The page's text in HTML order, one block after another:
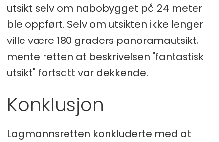
utsikt selv om nabobygget på 24 meter
ble oppført. Selv om utsikten ikke lenger
ville være 180 graders panoramautsikt,
mente retten at beskrivelsen "fantastisk
utsikt" fortsatt var dekkende.
Konklusjon
Lagmannsretten konkluderte med at